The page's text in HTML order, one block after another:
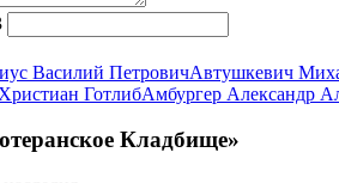
Василий ПетровичАвтушкевич
ГотлибАмбургер Александр
Кладбище»